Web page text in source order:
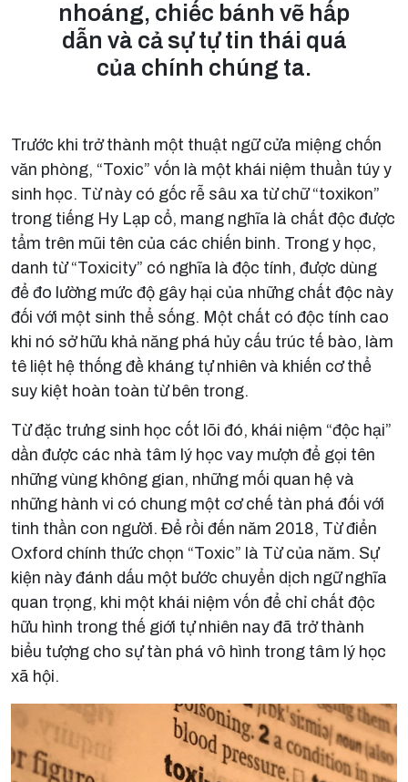
nhoáng, chiếc bánh vẽ hấp
dẫn và cả sự tự tin thái quá
của chính chúng ta.
Trước khi trở thành một thuật ngữ cửa miệng chốn
văn phòng, “Toxic” vốn là một khái niệm thuần túy y
sinh học. Từ này có gốc rễ sâu xa từ chữ “toxikon”
trong tiếng Hy Lạp cổ, mang nghĩa là chất độc được
tẩm trên mũi tên của các chiến binh. Trong y học,
danh từ “Toxicity” có nghĩa là độc tính, được dùng
để đo lường mức độ gây hại của những chất độc này
đối với một sinh thể sống. Một chất có độc tính cao
khi nó sở hữu khả năng phá hủy cấu trúc tế bào, làm
tê liệt hệ thống đề kháng tự nhiên và khiến cơ thể
suy kiệt hoàn toàn từ bên trong.
Từ đặc trưng sinh học cốt lõi đó, khái niệm “độc hại”
dần được các nhà tâm lý học vay mượn để gọi tên
những vùng không gian, những mối quan hệ và
những hành vi có chung một cơ chế tàn phá đối với
tinh thần con người. Để rồi đến năm 2018, Từ điển
Oxford chính thức chọn “Toxic” là Từ của năm. Sự
kiện này đánh dấu một bước chuyển dịch ngữ nghĩa
quan trọng, khi một khái niệm vốn để chỉ chất độc
hữu hình trong thế giới tự nhiên nay đã trở thành
biểu tượng cho sự tàn phá vô hình trong tâm lý học
xã hội.